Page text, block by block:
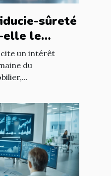
sûreté
le
immobilier
un intérêt
du